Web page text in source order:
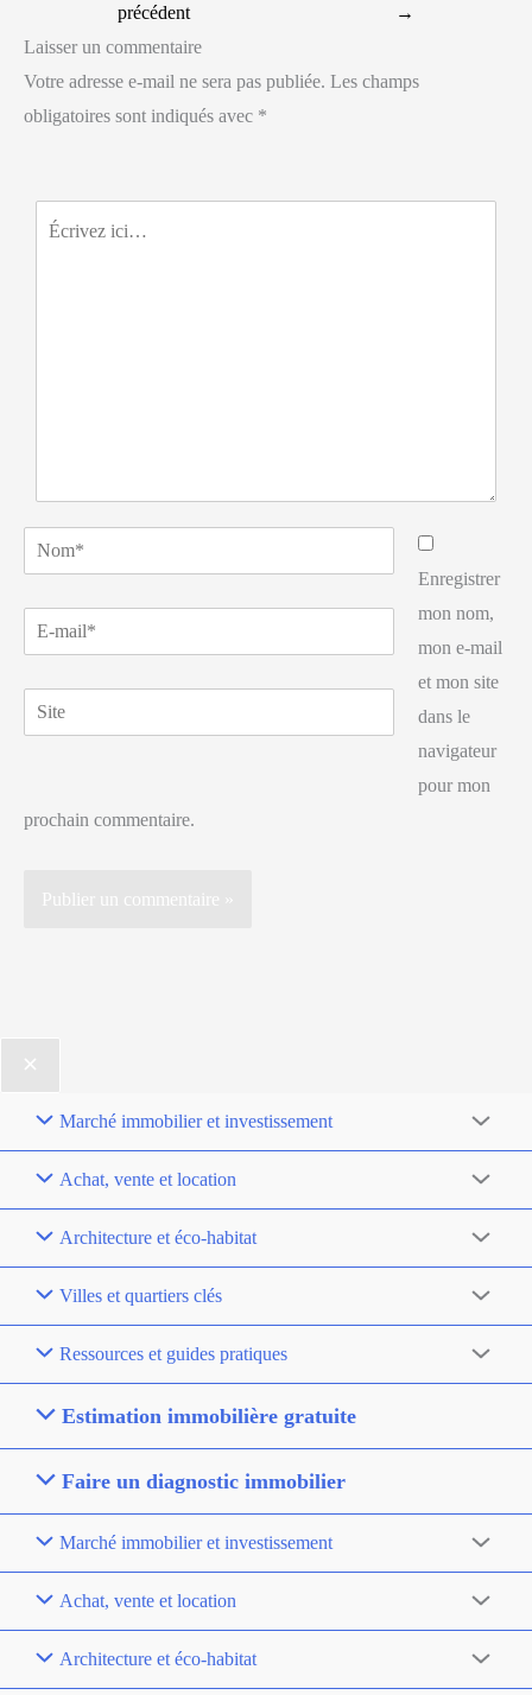
précédent
→
Laisser un commentaire
Votre adresse e-mail ne sera pas publiée. Les champs
obligatoires sont indiqués avec *
Écrivez
Nom*
E-
mail*
Site
Enregistrer
mon nom,
mon e-mail
et mon site
dans le
navigateur
pour mon
prochain commentaire.
Marché immobilier et investissement
Achat, vente et location
Architecture et éco-habitat
Villes et quartiers clés
Ressources et guides pratiques
Estimation immobilière gratuite
Faire un diagnostic immobilier
Marché immobilier et investissement
Achat, vente et location
Architecture et éco-habitat